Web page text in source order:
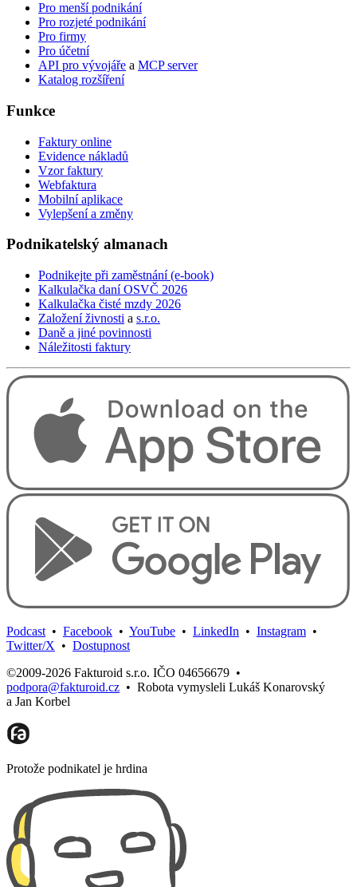
Pro menší podnikání
Pro rozjeté podnikání
Pro firmy
Pro účetní
API pro vývojáře a MCP server
Katalog rozšíření
Funkce
Faktury online
Evidence nákladů
Vzor faktury
Webfaktura
Mobilní aplikace
Vylepšení a změny
Podnikatelský almanach
Podnikejte při zaměstnání (e-book)
Kalkulačka daní OSVČ 2026
Kalkulačka čisté mzdy 2026
Založení živnosti a s.r.o.
Daně a jiné povinnosti
Náležitosti faktury
Podcast • Facebook • YouTube • LinkedIn • Instagram •
Twitter/X • Dostupnost
©2009-2026 Fakturoid s.r.o. IČO 04656679 •
podpora@fakturoid.cz • Robota vymysleli Lukáš Konarovský
a Jan Korbel
Protože podnikatel je hrdina